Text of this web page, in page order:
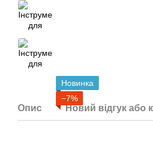
Новинка
−7%
Опис Новий відгук або